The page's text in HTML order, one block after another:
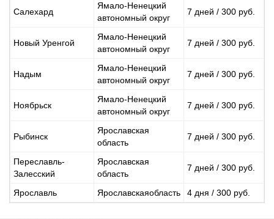
Салехард
Ямало-Ненецкий
автономный округ
7 дней / 300 руб.
Новый Уренгой
Ямало-Ненецкий
автономный округ
7 дней / 300 руб.
Надым
Ямало-Ненецкий
автономный округ
7 дней / 300 руб.
Ноябрьск
Ямало-Ненецкий
автономный округ
7 дней / 300 руб.
Рыбинск
Ярославская
область
7 дней / 300 руб.
Переславль-
Залесский
Ярославская
область
7 дней / 300 руб.
Ярославль Ярославскаяобласть 4 дня / 300 руб.